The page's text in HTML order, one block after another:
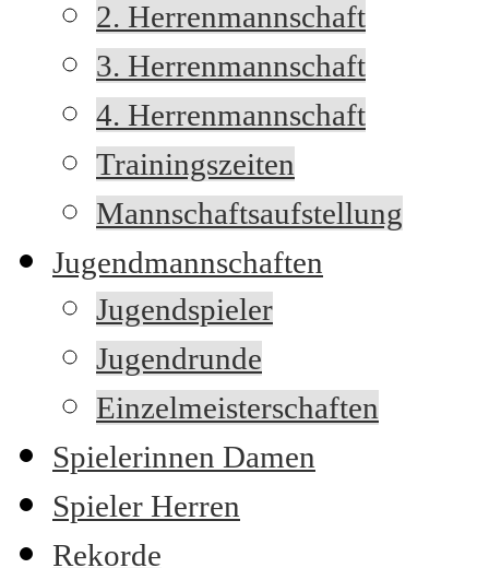
2. Herrenmannschaft
3. Herrenmannschaft
4. Herrenmannschaft
Trainingszeiten
Mannschaftsaufstellung
Jugendmannschaften
Jugendspieler
Jugendrunde
Einzelmeisterschaften
Spielerinnen Damen
Spieler Herren
Rekorde